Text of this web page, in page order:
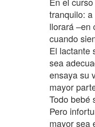
tranquilo:
llorará –en
cuando
El lactante
sea
ensaya su
mayor
Todo bebé
Pero
mayor sea